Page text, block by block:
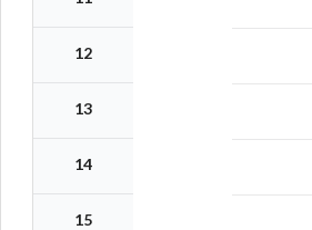
12
13
14
15